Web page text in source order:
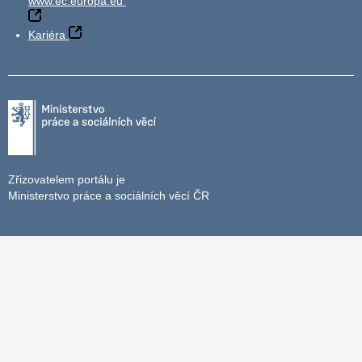
Kariéra
Zřizovatelem portálu je
Ministerstvo práce a sociálních věcí ČR